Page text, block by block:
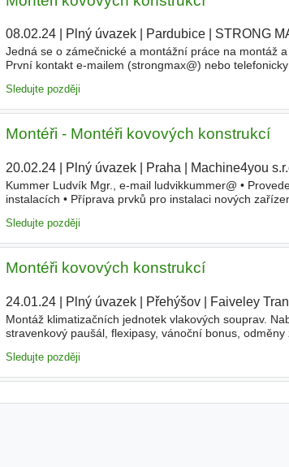
08.02.24| Plný úvazek| Pardubice| STRONG
Jedná se o zámečnické a montážní práce na montáž
První kontakt e-mailem (strongmax@) nebo
Sledujte později
Montéři - Montéři kovových konstrukcí
20.02.24| Plný úvazek| Praha Machine4you
Kummer Ludvík Mgr., e-mail ludvikkummer@ •
instalacích • Příprava prvků pro instalaci nových
Sledujte později
Montéři kovových konstrukcí
24.01.24| Plný úvazek| Přehýšov| Faiveley
Montáž klimatizačních jednotek vlakových souprav.
stravenkový paušál, flexipasy, vánoční bonus,
Sledujte později